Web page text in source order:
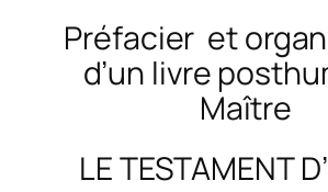
Préfacier et
d’un livre
Maître
LE TESTAMENT